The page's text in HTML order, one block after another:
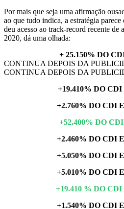
Por mais que seja uma afirmação
ao que tudo indica, a estratégia
deu acesso ao track-record recente de
2020, dá uma olhada:
+ 25.150% DO
CONTINUA DEPOIS DA
CONTINUA DEPOIS DA
+19.410% DO
+2.760% DO CDI
+52.400% DO
+2.460% DO CDI
+5.050% DO CDI
+5.010% DO CDI
+19.410 % DO
+1.540% DO CDI